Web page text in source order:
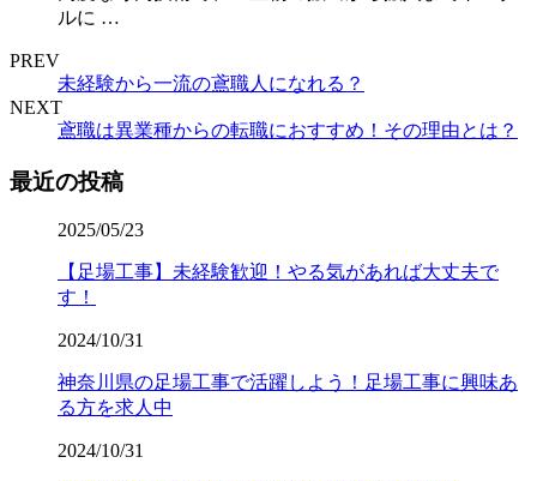
ルに …
PREV
未経験から一流の鳶職人になれる？
NEXT
鳶職は異業種からの転職におすすめ！その理由とは？
最近の投稿
2025/05/23
【足場工事】未経験歓迎！やる気があれば大丈夫で
す！
2024/10/31
神奈川県の足場工事で活躍しよう！足場工事に興味あ
る方を求人中
2024/10/31